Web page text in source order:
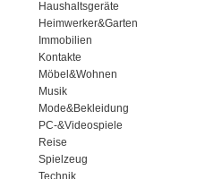
Haushaltsgeräte
Heimwerker&Garten
Immobilien
Kontakte
Möbel&Wohnen
Musik
Mode&Bekleidung
PC-&Videospiele
Reise
Spielzeug
Technik